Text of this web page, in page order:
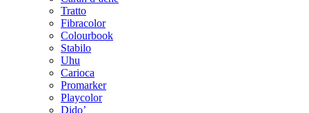
Tratto
Fibracolor
Colourbook
Stabilo
Uhu
Carioca
Promarker
Playcolor
Dido’